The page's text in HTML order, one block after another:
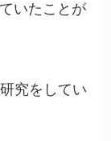
いたことが
究をしてい